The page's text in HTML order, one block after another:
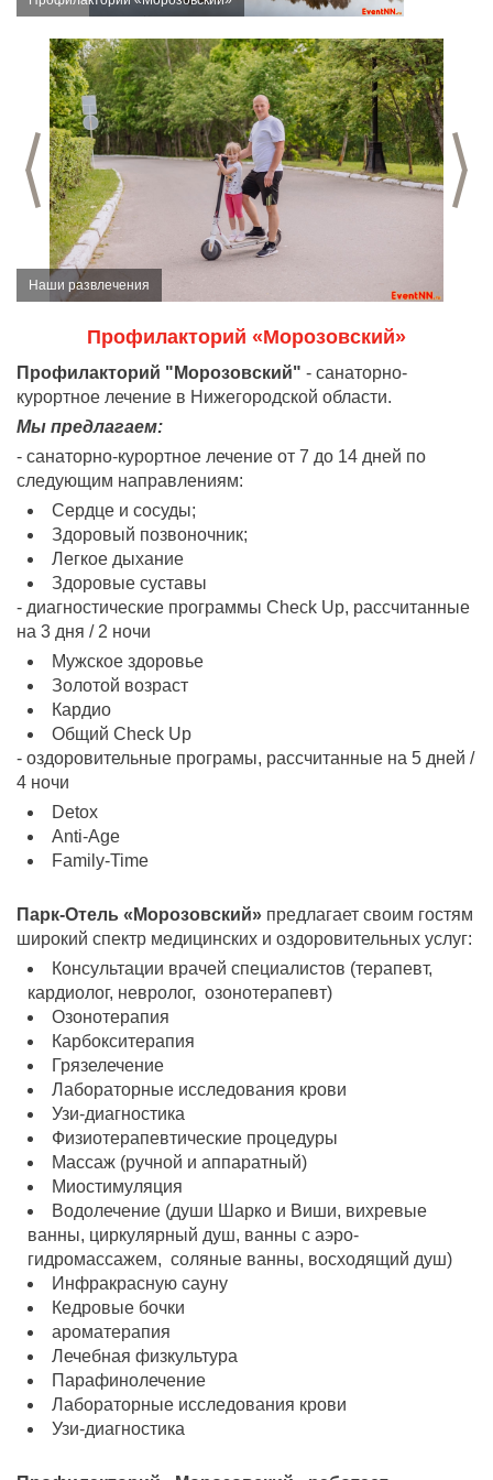
Предыдущий слайд
Наши развлечения
Профилакторий «Морозовский»
Профилакторий "Морозовский" - санаторно-
курортное лечение в Нижегородской области.
Мы предлагаем:
- санаторно-курортное лечение от 7 до 14 дней по
следующим направлениям:
Сердце и сосуды;
Здоровый позвоночник;
Легкое дыхание
Здоровые суставы
- диагностические программы Check Up, рассчитанные
на 3 дня / 2 ночи
Мужское здоровье
Золотой возраст
Кардио
Общий Check Up
- оздоровительные програмы, рассчитанные на 5 дней /
4 ночи
Detox
Anti-Age
Family-Time
Парк-Отель «Морозовский» предлагает своим гостям
широкий спектр медицинских и оздоровительных услуг:
Консультации врачей специалистов (терапевт,
кардиолог, невролог, озонотерапевт)
Озонотерапия
Карбокситерапия
Грязелечение
Лабораторные исследования крови
Узи-диагностика
Физиотерапевтические процедуры
Массаж (ручной и аппаратный)
Миостимуляция
Водолечение (души Шарко и Виши, вихревые
ванны, циркулярный душ, ванны с аэро-
гидромассажем, соляные ванны, восходящий душ)
Инфракрасную сауну
Кедровые бочки
ароматерапия
Лечебная физкультура
Парафинолечение
Лабораторные исследования крови
Узи-диагностика